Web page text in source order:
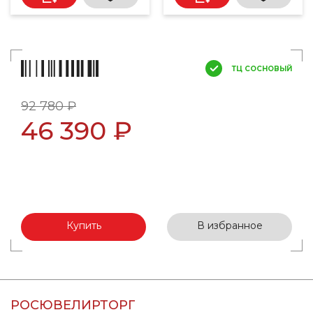
ТЦ СОСНОВЫЙ
92 780 ₽
46 390 ₽
Купить В избранное
РОСЮВЕЛИРТОРГ